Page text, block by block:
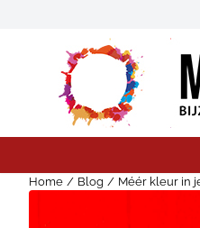
Home / Blog / Méér kleur in